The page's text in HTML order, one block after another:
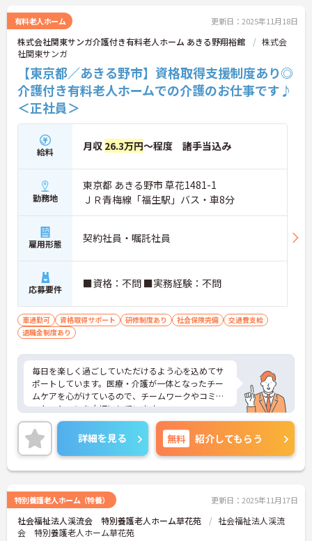
有料老人ホーム 更新日：2025年11月18日
株式会社関東サンガ介護付き有料老人ホーム あきる野翔裕館
株式会
社関東サンガ
【東京都／あきる野市】資格取得支援制度あり◎
介護付き有料老人ホームでの介護のお仕事です♪
＜正社員＞
給料 月収 26.3万円～程度 諸手当込み
勤務地
東京都 あきる野市 草花1481-1
ＪＲ青梅線「福生駅」バス・車8分
雇用形態 契約社員・嘱託社員
応募要件 ■資格：不問 ■実務経験：不問
車通勤可 資格取得サポート 研修制度あり 社会保険完備
交通費支給
退職金制度あり
毎日を楽しく過ごしていただけるよう心を込めてサ
ポートしています。医療・介護が一体となったチー
ムケアを心がけているので、チームワークやコミュ
ニケーションを大切にしています。
ご利用者一人ひとりに寄り添い、丁寧な介護サービ
スの提供ができる方を募集しています。研修制度や
資格取得支援制度が充実しているので、スキルアッ
プができる環境です。
ご興味のある方には、面接対策ポイントなど、さら
さい！
詳細を見る 無料 紹介してもらう
特別養護老人ホーム（特養） 更新日：2025年11月17日
社会福祉法人渓流会 特別養護老人ホーム草花苑
社会福祉法人渓流
会 特別養護老人ホーム草花苑